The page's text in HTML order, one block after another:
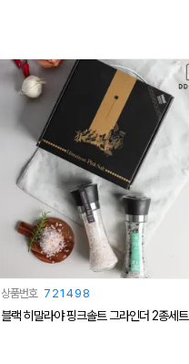
상품번호 721498
블랙 히말라야 핑크솔트 그라인더 2종세트